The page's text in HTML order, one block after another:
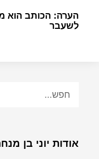
הערה: הכותב הוא
לשעבר
אודות יוני בן